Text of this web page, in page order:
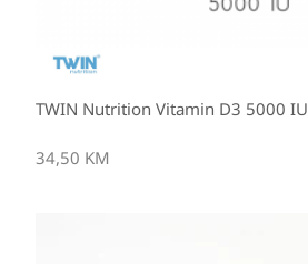
TWIN Nutrition Vitamin D3 5000 IU
34,50 KM